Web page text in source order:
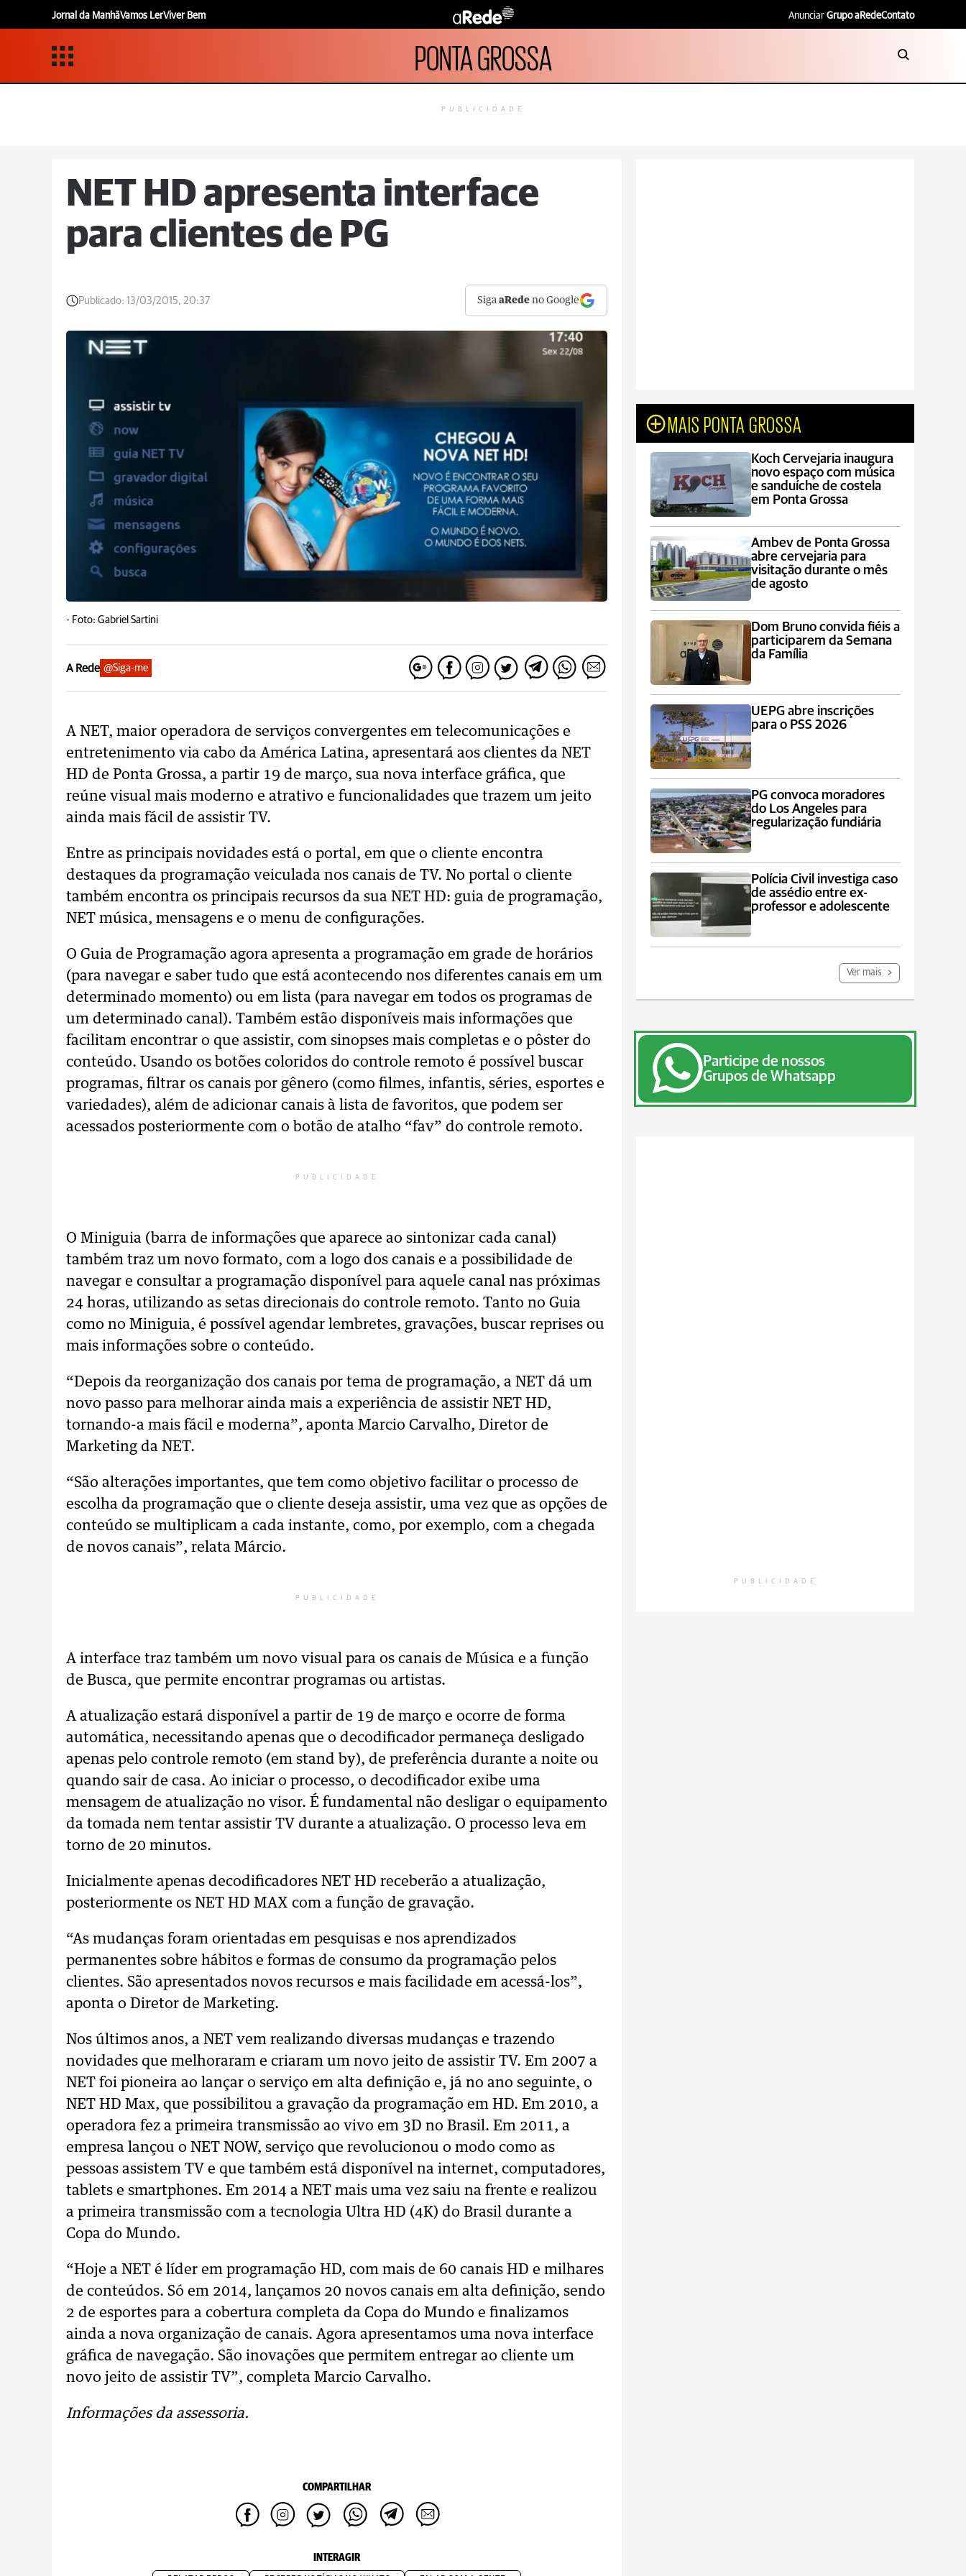
Jornal da ManhãVamos LerViver Bem Anunciar Grupo aRedeContato
PONTA GROSSA
PUBLICIDADE
NET HD apresenta interface
para clientes de PG
Publicado: 13/03/2015, 20:37 SigaaRede no Google
- Foto: Gabriel Sartini
A Rede @Siga-me
A NET, maior operadora de serviços convergentes em telecomunicações e
entretenimento via cabo da América Latina, apresentará aos clientes da NET
HD de Ponta Grossa, a partir 19 de março, sua nova interface gráfica, que
reúne visual mais moderno e atrativo e funcionalidades que trazem um jeito
ainda mais fácil de assistir TV.
Entre as principais novidades está o portal, em que o cliente encontra
destaques da programação veiculada nos canais de TV. No portal o cliente
também encontra os principais recursos da sua NET HD: guia de programação,
NET música, mensagens e o menu de configurações.
O Guia de Programação agora apresenta a programação em grade de horários
(para navegar e saber tudo que está acontecendo nos diferentes canais em um
determinado momento) ou em lista (para navegar em todos os programas de
um determinado canal). Também estão disponíveis mais informações que
facilitam encontrar o que assistir, com sinopses mais completas e o pôster do
conteúdo. Usando os botões coloridos do controle remoto é possível buscar
programas, filtrar os canais por gênero (como filmes, infantis, séries, esportes e
variedades), além de adicionar canais à lista de favoritos, que podem ser
acessados posteriormente com o botão de atalho “fav” do controle remoto.
PUBLICIDADE
O Miniguia (barra de informações que aparece ao sintonizar cada canal)
também traz um novo formato, com a logo dos canais e a possibilidade de
navegar e consultar a programação disponível para aquele canal nas próximas
24 horas, utilizando as setas direcionais do controle remoto. Tanto no Guia
como no Miniguia, é possível agendar lembretes, gravações, buscar reprises ou
mais informações sobre o conteúdo.
“Depois da reorganização dos canais por tema de programação, a NET dá um
novo passo para melhorar ainda mais a experiência de assistir NET HD,
tornando-a mais fácil e moderna”, aponta Marcio Carvalho, Diretor de
Marketing da NET.
“São alterações importantes, que tem como objetivo facilitar o processo de
escolha da programação que o cliente deseja assistir, uma vez que as opções de
conteúdo se multiplicam a cada instante, como, por exemplo, com a chegada
de novos canais”, relata Márcio.
PUBLICIDADE
A interface traz também um novo visual para os canais de Música e a função
de Busca, que permite encontrar programas ou artistas.
A atualização estará disponível a partir de 19 de março e ocorre de forma
automática, necessitando apenas que o decodificador permaneça desligado
apenas pelo controle remoto (em stand by), de preferência durante a noite ou
quando sair de casa. Ao iniciar o processo, o decodificador exibe uma
mensagem de atualização no visor. É fundamental não desligar o equipamento
da tomada nem tentar assistir TV durante a atualização. O processo leva em
torno de 20 minutos.
Inicialmente apenas decodificadores NET HD receberão a atualização,
posteriormente os NET HD MAX com a função de gravação.
“As mudanças foram orientadas em pesquisas e nos aprendizados
permanentes sobre hábitos e formas de consumo da programação pelos
clientes. São apresentados novos recursos e mais facilidade em acessá-los”,
aponta o Diretor de Marketing.
Nos últimos anos, a NET vem realizando diversas mudanças e trazendo
novidades que melhoraram e criaram um novo jeito de assistir TV. Em 2007 a
NET foi pioneira ao lançar o serviço em alta definição e, já no ano seguinte, o
NET HD Max, que possibilitou a gravação da programação em HD. Em 2010, a
operadora fez a primeira transmissão ao vivo em 3D no Brasil. Em 2011, a
empresa lançou o NET NOW, serviço que revolucionou o modo como as
pessoas assistem TV e que também está disponível na internet, computadores,
tablets e smartphones. Em 2014 a NET mais uma vez saiu na frente e realizou
a primeira transmissão com a tecnologia Ultra HD (4K) do Brasil durante a
Copa do Mundo.
“Hoje a NET é líder em programação HD, com mais de 60 canais HD e milhares
de conteúdos. Só em 2014, lançamos 20 novos canais em alta definição, sendo
2 de esportes para a cobertura completa da Copa do Mundo e finalizamos
ainda a nova organização de canais. Agora apresentamos uma nova interface
gráfica de navegação. São inovações que permitem entregar ao cliente um
novo jeito de assistir TV”, completa Marcio Carvalho.
Informações da assessoria.
COMPARTILHAR
INTERAGIR
MAIS PONTA GROSSA
Koch Cervejaria inaugura
novo espaço com música
e sanduíche de costela
em Ponta Grossa
Ambev de Ponta Grossa
abre cervejaria para
visitação durante o mês
de agosto
Dom Bruno convida fiéis a
participarem da Semana
da Família
UEPG abre inscrições
para o PSS 2026
PG convoca moradores
do Los Angeles para
regularização fundiária
Polícia Civil investiga caso
de assédio entre ex-
professor e adolescente
Ver mais
Participe de nossos
Grupos de Whatsapp
PUBLICIDADE